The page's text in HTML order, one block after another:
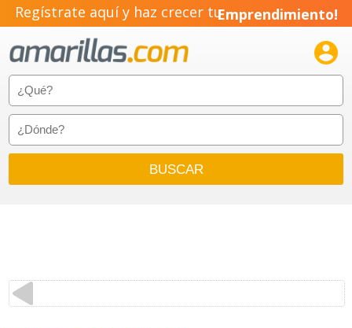
Regístrate aquí y haz crecer tuEmprendimiento!
